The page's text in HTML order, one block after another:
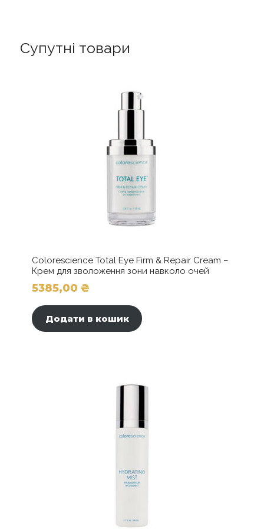
з
Супутні товари
Colorescience Total Eye Firm & Repair Cream –
Крем для зволоження зони навколо очей
5385,00 ₴
Додати в кошик